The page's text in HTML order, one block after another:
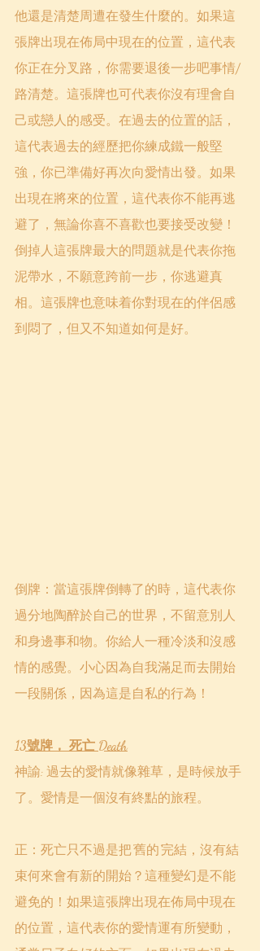
他還是清楚周遭在發生什麼的。如果這
張牌出現在佈局中現在的位置，這代表
你正在分叉路，你需要退後一步吧事情/
路清楚。這張牌也可代表你沒有理會自
己或戀人的感受。在過去的位置的話，
這代表過去的經歷把你練成鐵一般堅
強，你已準備好再次向愛情出發。如果
出現在將來的位置，這代表你不能再逃
避了，無論你喜不喜歡也要接受改變！
倒掉人這張牌最大的問題就是代表你拖
泥帶水，不願意跨前一步，你逃避真
相。這張牌也意味着你對現在的伴侶感
到悶了，但又不知道如何是好。
倒牌：當這張牌倒轉了的時，這代表你
過分地陶醉於自己的世界，不留意別人
和身邊事和物。你給人一種冷淡和沒感
情的感覺。小心因為自我滿足而去開始
一段關係，因為這是自私的行為！
13號牌， 死亡 Death
神諭: 過去的愛情就像雜草，是時候放手
了。愛情是一個沒有終點的旅程。
正：死亡只不過是把‘舊的’完結，沒有結
束何來會有新的開始？這種變幻是不能
避免的！如果這張牌出現在佈局中現在
的位置，這代表你的愛情運有所變動，